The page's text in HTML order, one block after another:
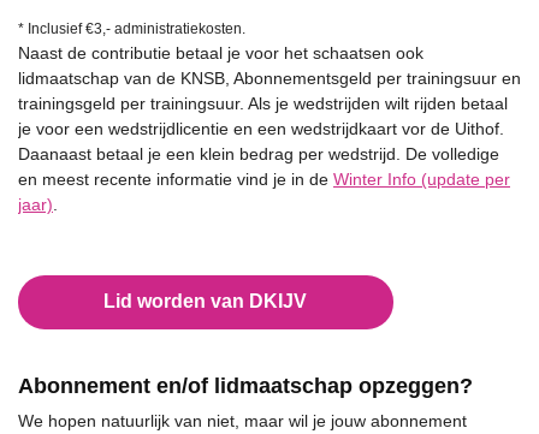
* Inclusief €3,- administratiekosten.
Naast de contributie betaal je voor het schaatsen ook
lidmaatschap van de KNSB, Abonnementsgeld per trainingsuur en
trainingsgeld per trainingsuur. Als je wedstrijden wilt rijden betaal
je voor een wedstrijdlicentie en een wedstrijdkaart vor de Uithof.
Daanaast betaal je een klein bedrag per wedstrijd. De volledige
en meest recente informatie vind je in de Winter Info (update per
jaar)
Lid worden van DKIJV
Abonnement en/of lidmaatschap opzeggen?
We hopen natuurlijk van niet, maar wil je jouw abonnement